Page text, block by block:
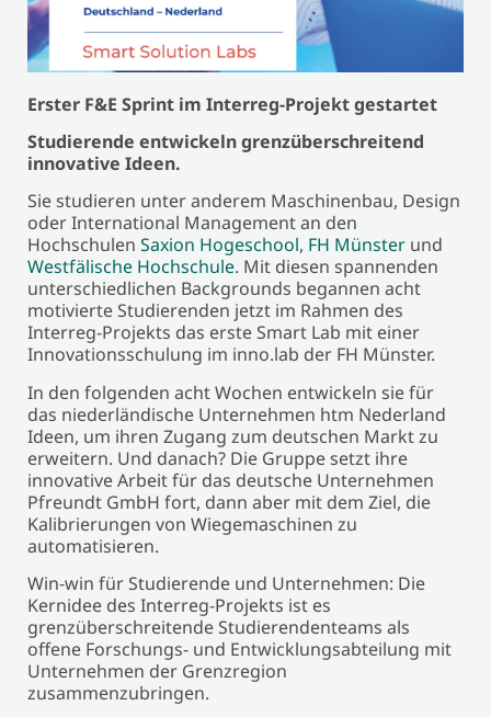
Erster F&E Sprint im Interreg-Projekt gestartet
Studierende entwickeln grenzüberschreitend
innovative Ideen.
Sie studieren unter anderem Maschinenbau, Design
oder International Management an den
Hochschulen Saxion Hogeschool, FH Münster und
Westfälische Hochschule. Mit diesen spannenden
unterschiedlichen Backgrounds begannen acht
motivierte Studierenden jetzt im Rahmen des
Interreg-Projekts das erste Smart Lab mit einer
Innovationsschulung im inno.lab der FH Münster.
In den folgenden acht Wochen entwickeln sie für
das niederländische Unternehmen htm Nederland
Ideen, um ihren Zugang zum deutschen Markt zu
erweitern. Und danach? Die Gruppe setzt ihre
innovative Arbeit für das deutsche Unternehmen
Pfreundt GmbH fort, dann aber mit dem Ziel, die
Kalibrierungen von Wiegemaschinen zu
automatisieren.
Win-win für Studierende und Unternehmen: Die
Kernidee des Interreg-Projekts ist es
grenzüberschreitende Studierendenteams als
offene Forschungs- und Entwicklungsabteilung mit
Unternehmen der Grenzregion
zusammenzubringen.